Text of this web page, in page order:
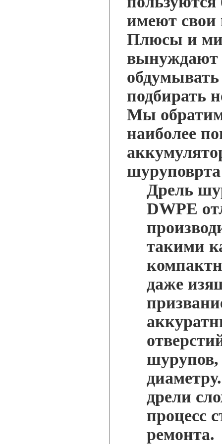
имеют
Плюсы и
вынуждают
обдумывать
подбирать
Мы
наиболее
Дрель
DWPE
такими
даже
шурупов,
дрели
процесс
ремонта.